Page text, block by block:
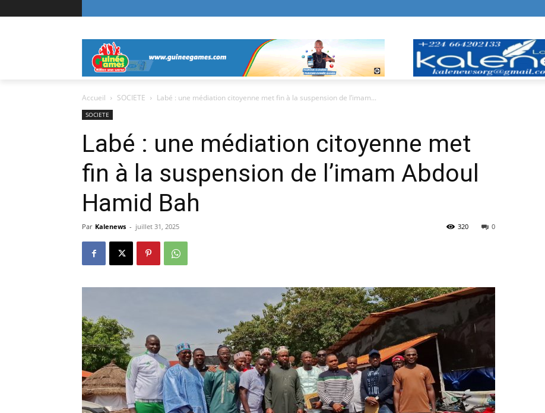
Accueil SOCIETE Labé : une médiation citoyenne met fin à la suspension de l’imam...
SOCIETE
Labé : une médiation citoyenne met
fin à la suspension de l’imam Abdoul
Hamid Bah
Par Kalenews - juillet 31, 2025 0
320